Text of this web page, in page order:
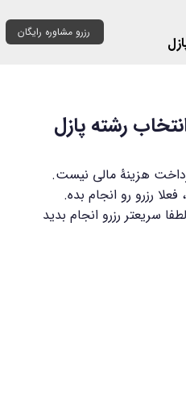
رزرو مشاوره رایگان
رشته پازل
هزینۀ مالی نیست.
رزرو رو انجام بده.
سریعتر رزرو انجام بدید